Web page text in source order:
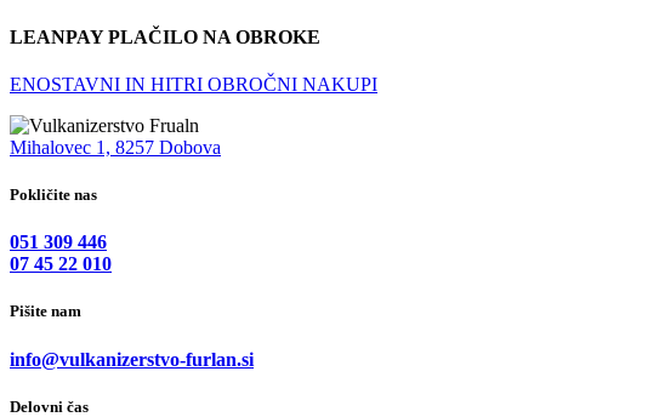
LEANPAY PLAČILO NA OBROKE
ENOSTAVNI IN HITRI OBROČNI NAKUPI
Mihalovec 1, 8257 Dobova
Pokličite nas
051 309 446
07 45 22 010
Pišite nam
info@vulkanizerstvo-furlan.si
Delovni čas